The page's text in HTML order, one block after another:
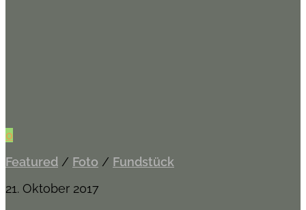
0
Featured / Foto / Fundstück
21. Oktober 2017